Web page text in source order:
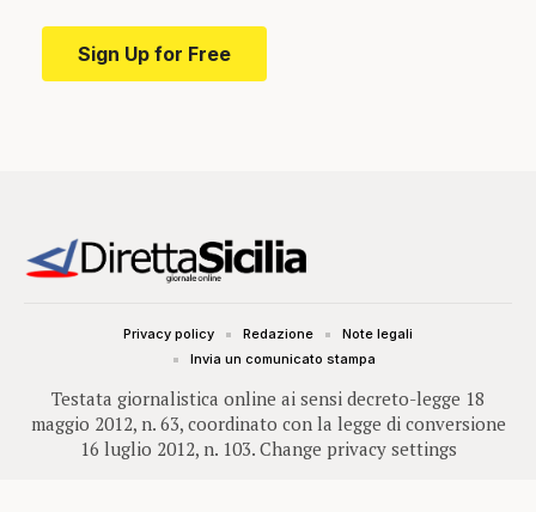
Sign Up for Free
Testata giornalistica online ai sensi decreto-legge 18
maggio 2012, n. 63, coordinato con la legge di conversione
16 luglio 2012, n. 103. Change privacy settings
Privacy policy Redazione
Note legali
Invia un comunicato stampa